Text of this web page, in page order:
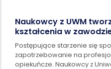
Naukowcy z UWM
kształcenia w
Postępujące starzenie się
zapotrzebowanie na
opiekuńcze. Naukowcy z